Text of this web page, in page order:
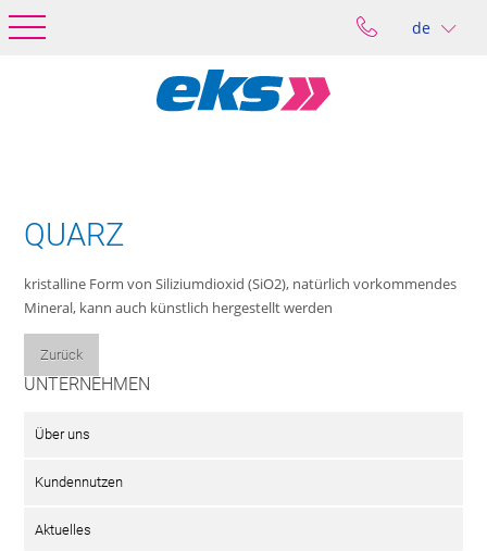
de
QUARZ
kristalline Form von Siliziumdioxid (SiO2), natürlich vorkommendes
Mineral, kann auch künstlich hergestellt werden
Zurück
UNTERNEHMEN
Über uns
Kundennutzen
Aktuelles